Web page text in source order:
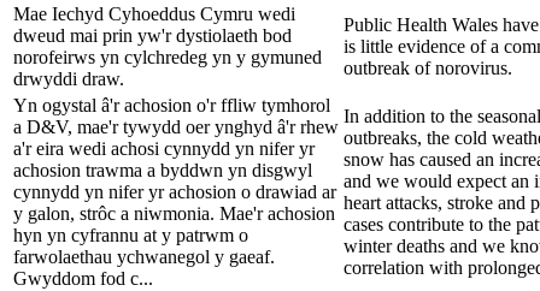
Mae Iechyd Cyhoeddus Cymru wedi
dweud mai prin yw'r dystiolaeth bod
norofeirws yn cylchredeg yn y gymuned
drwyddi draw.
Public Health Wales
is little evidence of a
outbreak of norovirus.
Yn ogystal â'r achosion o'r ffliw tymhorol
a D&V, mae'r tywydd oer ynghyd â'r rhew
a'r eira wedi achosi cynnydd yn nifer yr
achosion trawma a byddwn yn disgwyl
cynnydd yn nifer yr achosion o drawiad ar
y galon, strôc a niwmonia. Mae'r achosion
hyn yn cyfrannu at y patrwm o
farwolaethau ychwanegol y gaeaf.
Gwyddom fod c...
In addition to the
outbreaks, the cold
snow has caused an
and we would expect an
heart attacks, stroke and
cases contribute to the
winter deaths and we
correlation with